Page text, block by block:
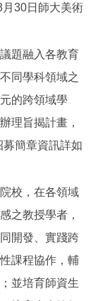
30日師大美術
題融入各教育
同學科領域之
的跨領域學
理旨揭計畫，
簡章資訊詳如
校，在各領域
之教授學者，
開發、實踐跨
課程協作，輔
並培育師資生